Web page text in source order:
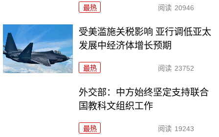
最热 阅读 20946
受美滥施关税影响 亚行调低亚太
发展中经济体增长预期
最热 阅读 23752
外交部：中方始终坚定支持联合
国教科文组织工作
最热 阅读 19243